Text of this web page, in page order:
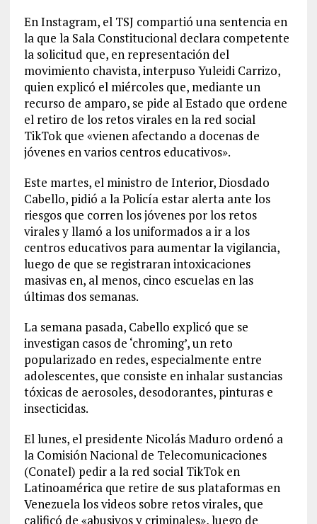
En Instagram, el TSJ compartió una sentencia en
la que la Sala Constitucional declara competente
la solicitud que, en representación del
movimiento chavista, interpuso Yuleidi Carrizo,
quien explicó el miércoles que, mediante un
recurso de amparo, se pide al Estado que ordene
el retiro de los retos virales en la red social
TikTok que «vienen afectando a docenas de
jóvenes en varios centros educativos».
Este martes, el ministro de Interior, Diosdado
Cabello, pidió a la Policía estar alerta ante los
riesgos que corren los jóvenes por los retos
virales y llamó a los uniformados a ir a los
centros educativos para aumentar la vigilancia,
luego de que se registraran intoxicaciones
masivas en, al menos, cinco escuelas en las
últimas dos semanas.
La semana pasada, Cabello explicó que se
investigan casos de ‘chroming’, un reto
popularizado en redes, especialmente entre
adolescentes, que consiste en inhalar sustancias
tóxicas de aerosoles, desodorantes, pinturas e
insecticidas.
El lunes, el presidente Nicolás Maduro ordenó a
la Comisión Nacional de Telecomunicaciones
(Conatel) pedir a la red social TikTok en
Latinoamérica que retire de sus plataformas en
Venezuela los videos sobre retos virales, que
calificó de «abusivos y criminales», luego de